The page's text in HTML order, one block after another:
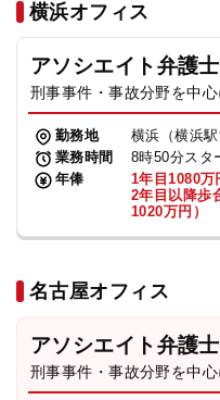
横浜オフィス
アソシエイト弁護士
刑事事件・事故分野を中
勤務地
横浜（横浜駅
業務時間
8時50分スタ
年俸
1年目1080万
2年目以降歩
1020万円）
名古屋オフィス
アソシエイト弁護士
刑事事件・事故分野を中